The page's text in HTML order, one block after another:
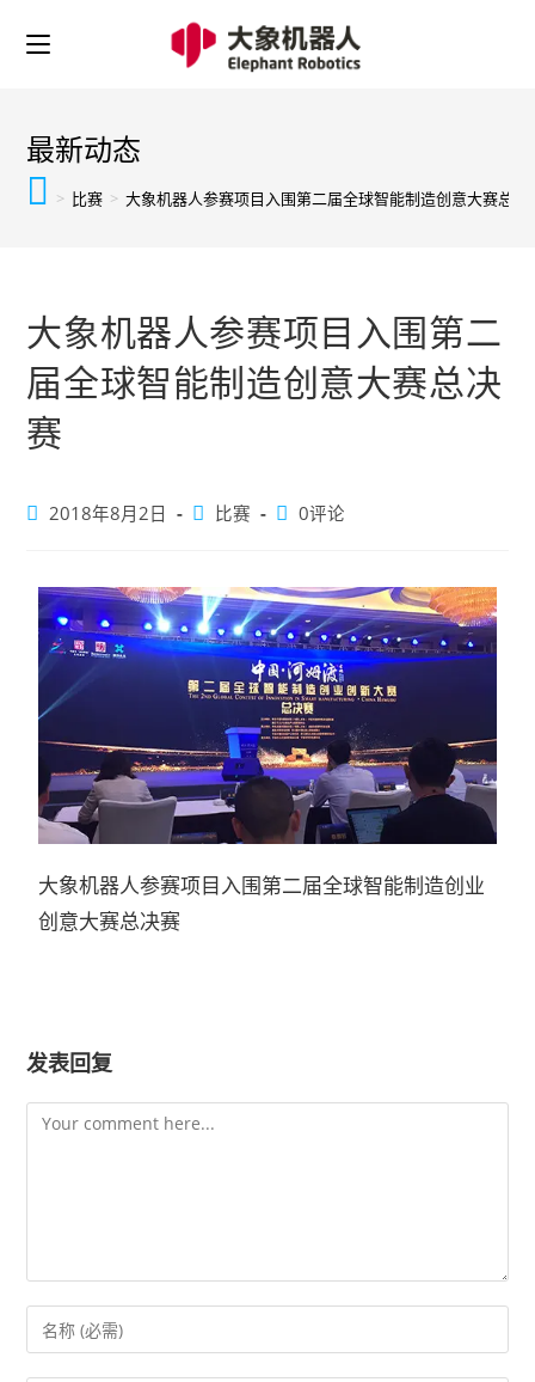
最新动态
> 比赛 > 大象机器人参赛项目入围第二届全球智能制造创意大赛总决
大象机器人参赛项目入围第二
届全球智能制造创意大赛总决
赛
2018年8月2日 比赛 0评论
大象机器人参赛项目入围第二届全球智能制造创业
创意大赛总决赛
发表回复